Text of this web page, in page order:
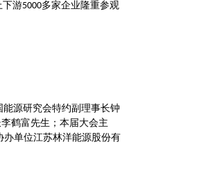
下游5000多家企业隆重参观
源研究会特约副理事长钟
鹤富先生；本届大会主
单位江苏林洋能源股份有